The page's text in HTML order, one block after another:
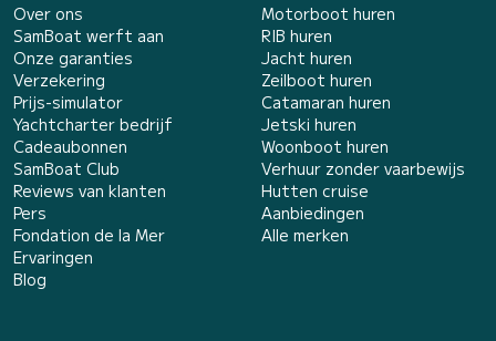
Over ons
SamBoat werft aan
Onze garanties
Verzekering
Prijs-simulator
Yachtcharter bedrijf
Cadeaubonnen
SamBoat Club
Reviews van klanten
Pers
Fondation de la Mer
Ervaringen
Blog
Motorboot huren
RIB huren
Jacht huren
Zeilboot huren
Catamaran huren
Jetski huren
Woonboot huren
Verhuur zonder vaarbewijs
Hutten cruise
Aanbiedingen
Alle merken